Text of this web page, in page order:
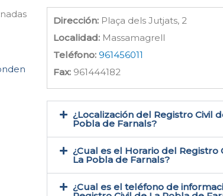
Dirección: Plaça dels Jutjats, 2
Localidad: Massamagrell
Teléfono: 961456011
Fax: 961444182
¿Localización del Registro Civil
Pobla de Farnals​?
¿Cual es el Horario del Registro
La Pobla de Farnals?
¿Cual es el teléfono de